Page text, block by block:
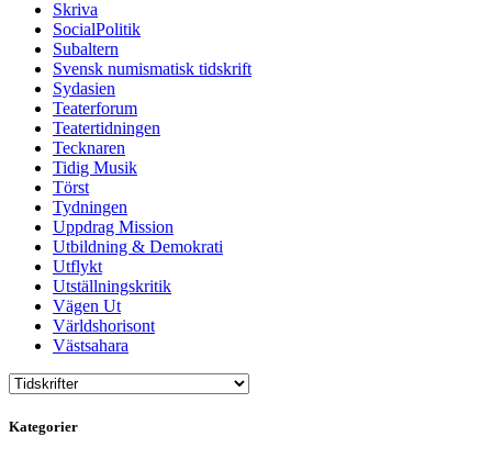
Skriva
SocialPolitik
Subaltern
Svensk numismatisk tidskrift
Sydasien
Teaterforum
Teatertidningen
Tecknaren
Tidig Musik
Törst
Tydningen
Uppdrag Mission
Utbildning & Demokrati
Utflykt
Utställningskritik
Vägen Ut
Världshorisont
Västsahara
Kategorier